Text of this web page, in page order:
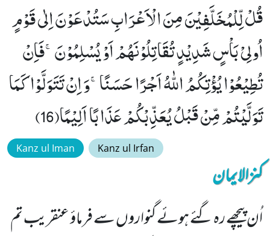
قُلْ لِّلْمُخَلَّفِیْنَ مِنَ الْاَعْرَابِ سَتُدْعَوْنَ اِلٰى قَوْمٍ
اُولِیْ بَاْسٍ شَدِیْدٍ تُقَاتِلُوْنَهُمْ اَوْ یُسْلِمُوْنَۚ-فَاِنْ
تُطِیْعُوْا یُؤْتِكُمُ اللّٰهُ اَجْرًا حَسَنًاۚ-وَ اِنْ تَتَوَلَّوْا كَمَا
تَوَلَّیْتُمْ مِّنْ قَبْلُ یُعَذِّبْكُمْ عَذَابًا اَلِیْمًا(16)
Kanz ul Iman Kanz ul Irfan
کنزالایمان
اُن پیچھے رہ گئے ہوئے گنواروں سے فرماؤ عنقریب تم